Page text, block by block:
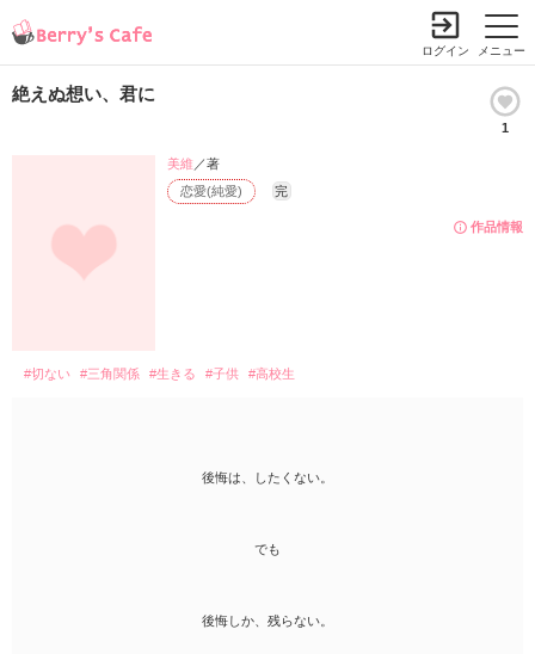
メニュー
ログイン
絶えぬ想い、君に
1
作品情報
恋愛(純愛) 完
美維／著
#切ない #三角関係 #生きる #子供 #高校生
後悔は、したくない。
でも
後悔しか、残らない。